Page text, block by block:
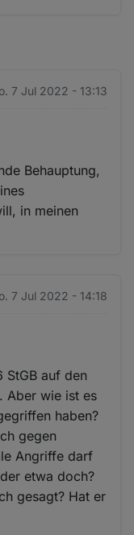
7 Jul 2022 - 13:13
Behauptung,
in meinen
7 Jul 2022 - 14:18
StGB auf den
Aber wie ist es
haben?
gegen
Angriffe darf
etwa doch?
gesagt? Hat er